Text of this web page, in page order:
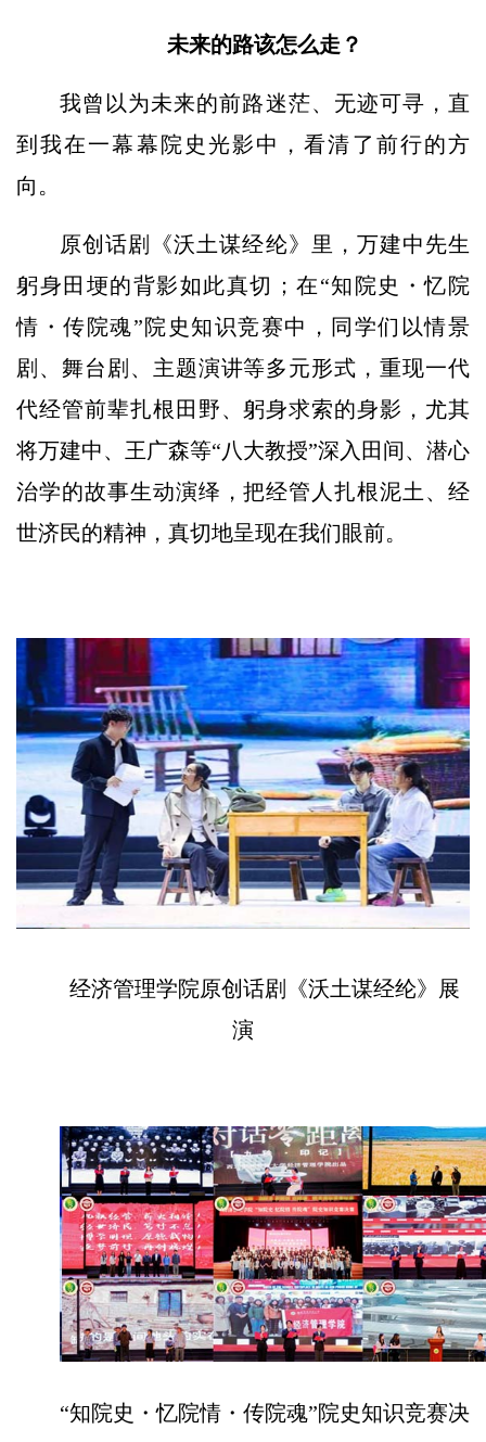
未来的路该怎么走？
我曾以为未来的前路迷茫、无迹可寻，直
到我在一幕幕院史光影中，看清了前行的方
向。
原创话剧《沃土谋经纶》里，万建中先生
躬身田埂的背影如此真切；在“知院史・忆院
情・传院魂”院史知识竞赛中，同学们以情景
剧、舞台剧、主题演讲等多元形式，重现一代
代经管前辈扎根田野、躬身求索的身影，尤其
将万建中、王广森等“八大教授”深入田间、潜心
治学的故事生动演绎，把经管人扎根泥土、经
世济民的精神，真切地呈现在我们眼前。
经济管理学院原创话剧《沃土谋经纶》展
演
“知院史・忆院情・传院魂”院史知识竞赛决